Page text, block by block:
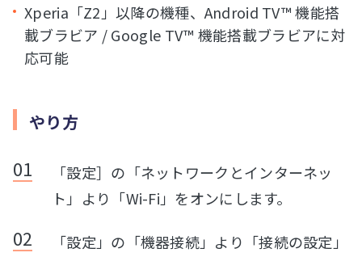
Xperia「Z2」以降の機種、Android TV™ 機能搭
載ブラビア / Google TV™ 機能搭載ブラビアに対
応可能
やり方
「設定］の「ネットワークとインターネッ
ト」より「Wi-Fi」をオンにします。
「設定」の「機器接続」より「接続の設定」